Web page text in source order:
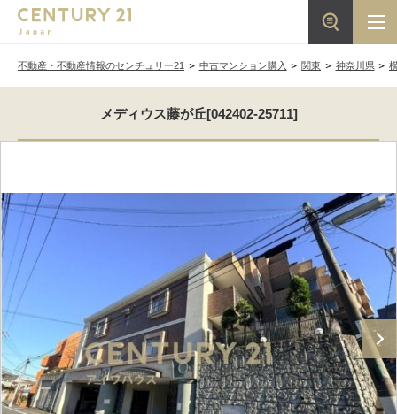
不動産・不動産情報のセンチュリー21 中古マンション購入 関東 神奈川県
メディウス藤が丘[042402-25711]